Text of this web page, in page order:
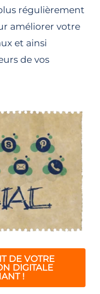
régulièrement
améliorer votre
et ainsi
de vos
DE VOTRE
DIGITALE
!